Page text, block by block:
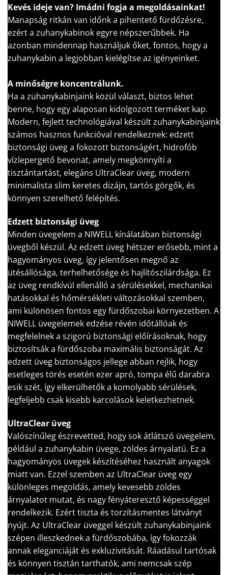
Kevés ideje van? Imádni fogja a megoldásainkat!
Manapság ritkán van időnk a pihentető fürdőzésre,
ezért a zuhanykabinok egyre népszerűbbek. Ha
azonban mindennap használjuk őket, fontos, hogy a
zuhanykabin a legjobban kielégítse az igényeinket.
A minőségre koncentrálunk.
Ha a zuhanykabinjaink közül választ, biztos lehet
benne, hogy egy alaposan kidolgozott terméket kap.
Modern, fejlett technológiával készült zuhanykabinjaink
számos hasznos funkcióval rendelkeznek: edzett
biztonsági üveg a fokozott biztonságért, hidrofób
vízlepergető bevonat, amely megkönnyíti a
tisztántartást, elegáns UltraClear üveg, modern
minimalista slim keretes dizájn, tartós görgők, és
könnyen szerelhető felépítés.
Edzett biztonsági üveg
Minden üvegelem a NIWELL kínálatában biztonsági
üvegből készül. Az edzett üveg hétszer erősebb, mint a
hagyományos üveg, így jelentősen megnő az
ütésállósága, terhelhetősége és hajlítószilárdsága. Ez
az üveg rendkívül ellenálló a sérülésekkel, mechanikai
hatásokkal és hőmérsékleti változásokkal szemben,
ami különösen fontos egy fürdőszobai környezetben. A
NIWELL üvegelemek edzése révén időtállóak és
megfelelnek a szigorú biztonsági előírásoknak, hogy
biztosítsák a fürdőszoba maximális biztonságát. Az
edzett üveg biztonságos jellege abban rejlik, hogy
esetleges törés esetén ezer apró, tompa élű darabra
esik szét, így elkerülhetők a komolyabb sérülések,
legfeljebb csak kisebb karcolások keletkezhetnek.
UltraClear üveg
Valószínűleg észrevetted, hogy sok átlátszó üvegelem,
például a zuhanykabin üvege, zöldes árnyalatú. Ez a
hagyományos üvegek készítéséhez használt anyagok
miatt van. Ezzel szemben az UltraClear üveg egy
különleges megoldás, amely kevesebb zöldes
árnyalatot mutat, és nagy fényáteresztő képességgel
rendelkezik. Ezért tiszta és torzításmentes látványt
nyújt. Az UltraClear üveggel készült zuhanykabinjaink
szépen illeszkednek a fürdőszobába, így fokozzák
annak eleganciáját és exkluzivitását. Ráadásul tartósak
és könnyen tisztán tarthatók, ami nemcsak szép